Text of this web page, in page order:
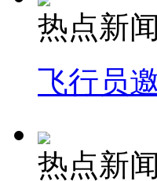
热点新闻
飞行员
热点新闻